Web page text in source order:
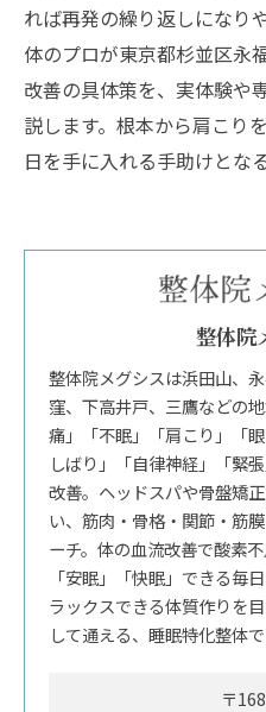
れば再発の繰り返しになり
体のプロが東京都杉並区永
改善の具体策を、実体験や
説します。根本から肩こり
日を手に入れる手助けとな
整体院
整体院メグシスは浜田山、
窪、下高井戸、三鷹などの
痛」「不眠」「肩こり」「
しばり」「自律神経」「緊
改善。ヘッドスパや骨盤矯
い、筋肉・骨格・関節・筋
ーチ。体の血流改善で酸素
「安眠」「快眠」できる毎
ラックスできる体質作りを
して通える、睡眠特化整体で
〒